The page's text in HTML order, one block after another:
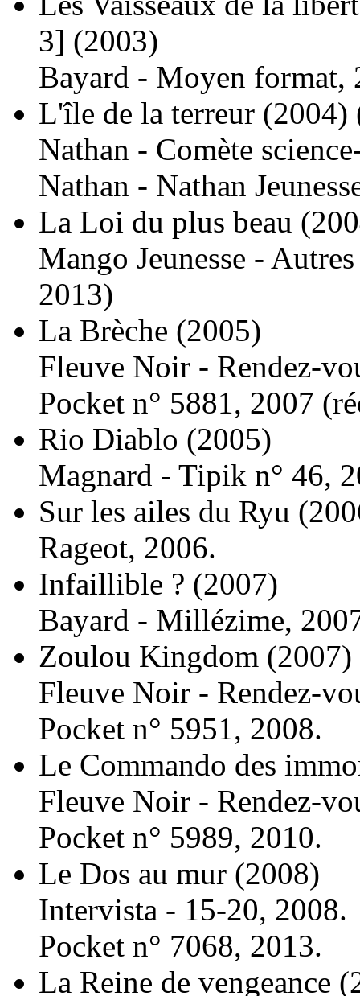
3] (2003)
Bayard - Moyen format,
L'île de la terreur (2004)
Nathan - Comète
Nathan - Nathan
La Loi du plus beau
Mango Jeunesse -
2013)
La Brèche (2005)
Fleuve Noir - Rendez-
Pocket n° 5881, 2007 (
Rio Diablo (2005)
Magnard - Tipik n° 46,
Sur les ailes du Ryu
Rageot, 2006.
Infaillible ? (2007)
Bayard - Millézime,
Zoulou Kingdom (2007)
Fleuve Noir - Rendez-
Pocket n° 5951, 2008.
Le Commando des
Fleuve Noir - Rendez-
Pocket n° 5989, 2010.
Le Dos au mur (2008)
Intervista - 15-20, 2008.
Pocket n° 7068, 2013.
La Reine de vengeance